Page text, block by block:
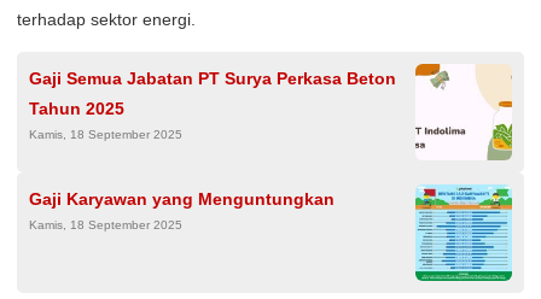
terhadap sektor energi.
Gaji Semua Jabatan PT Surya Perkasa Beton
Tahun 2025
Kamis, 18 September 2025
Gaji Karyawan yang Menguntungkan
Kamis, 18 September 2025